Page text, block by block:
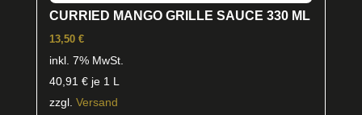
CURRIED MANGO GRILLE SAUCE 330 ML
13,50 €
inkl. 7% MwSt.
40,91 €je 1 L
zzgl. Versand